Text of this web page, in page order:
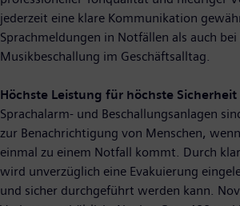
jederzeit eine klare Kommunikation
Sprachmeldungen in Notfällen als auch
Musikbeschallung im Geschäftsalltag.
Höchste Leistung für höchste Sicherheit
Sprachalarm- und Beschallungsanlagen
zur Benachrichtigung von Menschen,
einmal zu einem Notfall kommt. Durch
wird unverzüglich eine Evakuierung
und sicher durchgeführt werden kann.